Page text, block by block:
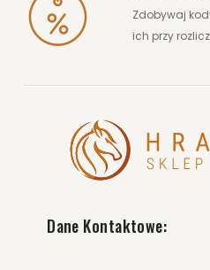
Zdobywaj
ich przy
Dane Kontaktowe: